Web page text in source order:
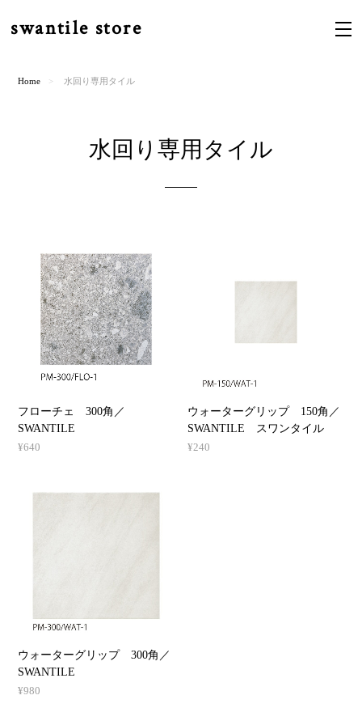
swantile store
Home 水回り専用タイル
水回り専用タイル
フローチェ 300角／
SWANTILE
¥640
ウォーターグリップ 150角／
SWANTILE スワンタイル
¥240
ウォーターグリップ 300角／
SWANTILE
¥980